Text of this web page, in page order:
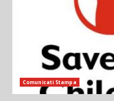
Comunicati Stampa